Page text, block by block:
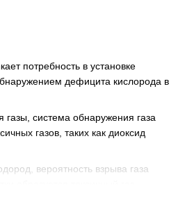
потребность в установке
дефицита кислорода в
система обнаружения газа
газов, таких как диоксид
вероятность взрыва газа